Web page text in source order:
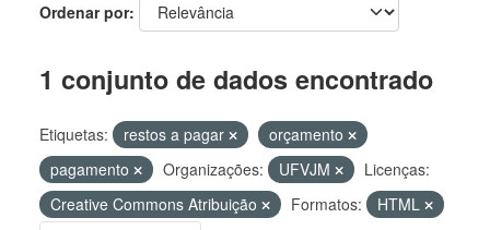
Ordenar por
1 conjunto de dados encontrado
Etiquetas: restos a pagar
orçamento
pagamento
Organizações: UFVJM
Licenças:
Creative Commons Atribuição
Formatos:
HTML